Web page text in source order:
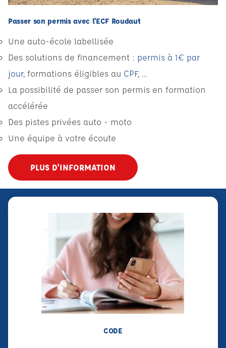
Passer son permis avec l'ECF Roudaut
Une auto-école labellisée
Des solutions de financement : permis à 1€ par
jour, formations éligibles au CPF, …
La possibilité de passer son permis en formation
accélérée
Des pistes privées auto - moto
Une équipe à votre écoute
PLUS D'INFORMATION
CODE